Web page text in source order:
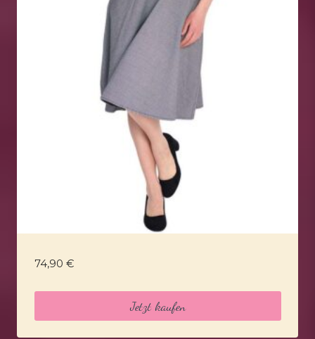
74,90 €
Jetzt kaufen